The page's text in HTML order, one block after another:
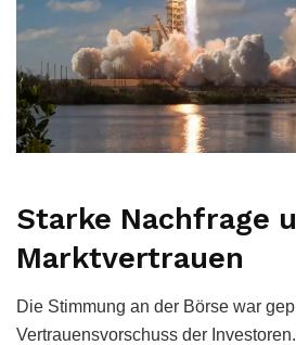
Starke Nachfrage
Marktvertrauen
Die Stimmung an der Börse war
Vertrauensvorschuss der